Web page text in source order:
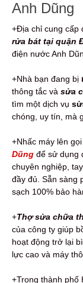
Anh Dũng
+Địa chỉ cung cấp
rửa bát tại quận
điện nước Anh
+Nhà bạn đang bị
thông tắc và sửa
tìm một dịch vụ
chóng, uy tín, mà
+Nhấc máy lên
Dũng để sử dụng
chuyên nghiệp,
đầy đủ. Sẵn sàng
sạch 100% bảo
+Thợ sửa chữa
của công ty giúp
hoạt động trở lại
lực cao và máy
+Trong thành phố